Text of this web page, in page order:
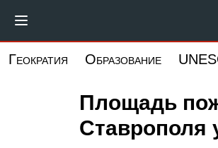
основному
Геократия Образование
Площадь
Ставрополя